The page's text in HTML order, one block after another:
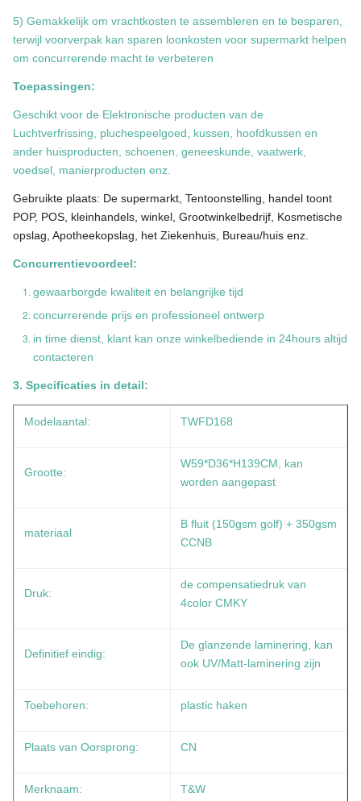
5) Gemakkelijk om vrachtkosten te assembleren en te besparen,
terwijl voorverpak kan sparen loonkosten voor supermarkt helpen
om concurrerende macht te verbeteren
Toepassingen:
Geschikt voor de Elektronische producten van de
Luchtverfrissing, pluchespeelgoed, kussen, hoofdkussen en
ander huisproducten, schoenen, geneeskunde, vaatwerk,
voedsel, manierproducten enz.
Gebruikte plaats: De supermarkt, Tentoonstelling, handel toont
POP, POS, kleinhandels, winkel, Grootwinkelbedrijf, Kosmetische
opslag, Apotheekopslag, het Ziekenhuis, Bureau/huis enz.
Concurrentievoordeel:
gewaarborgde kwaliteit en belangrijke tijd
concurrerende prijs en professioneel ontwerp
in time dienst, klant kan onze winkelbediende in 24hours altijd
contacteren
3. Specificaties in detail:
Modelaantal: TWFD168
Grootte:
W59*D36*H139CM, kan
worden aangepast
materiaal
B fluit (150gsm golf) + 350gsm
CCNB
Druk:
de compensatiedruk van
4color CMKY
Definitief eindig:
De glanzende laminering, kan
ook UV/Matt-laminering zijn
Toebehoren: plastic haken
Plaats van Oorsprong: CN
Merknaam: T&W